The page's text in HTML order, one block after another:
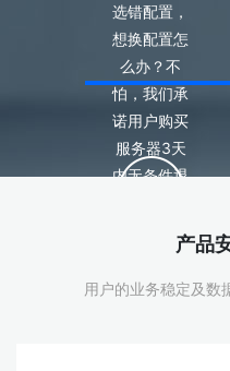
选错配置，
想换配置怎
么办？不
怕，我们承
诺用户购买
服务器3天
内无条件退
产品
用户的业务稳定及数